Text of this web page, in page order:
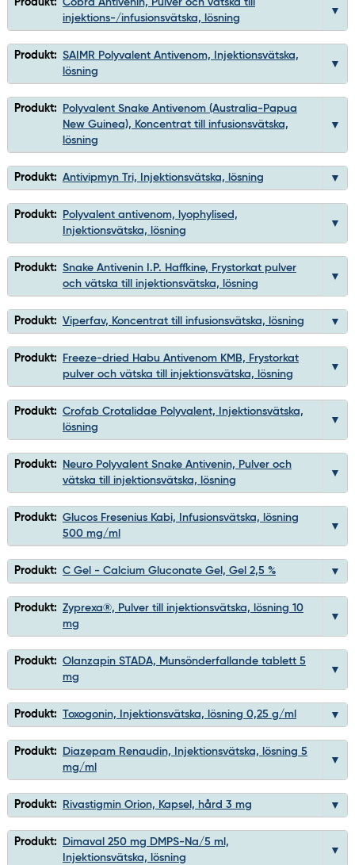
Produkt: Cobra Antivenin, Pulver och vätska till
injektions-/infusionsvätska, lösning
Produkt: SAIMR Polyvalent Antivenom, Injektionsvätska,
lösning
Produkt:
Polyvalent Snake Antivenom (Australia-Papua
New Guinea), Koncentrat till infusionsvätska,
lösning
Produkt: Antivipmyn Tri, Injektionsvätska, lösning
Produkt:
Polyvalent antivenom, lyophylised,
Injektionsvätska, lösning
Produkt: Snake Antivenin I.P. Haffkine, Frystorkat pulver
och vätska till injektionsvätska, lösning
Produkt: Viperfav, Koncentrat till infusionsvätska, lösning
Produkt:
Freeze-dried Habu Antivenom KMB, Frystorkat
pulver och vätska till injektionsvätska, lösning
Produkt: Crofab Crotalidae Polyvalent, Injektionsvätska,
lösning
Produkt:
Neuro Polyvalent Snake Antivenin, Pulver och
vätska till injektionsvätska, lösning
Produkt: Glucos Fresenius Kabi, Infusionsvätska, lösning
500 mg/ml
Produkt: C Gel - Calcium Gluconate Gel, Gel 2,5 %
Produkt: Zyprexa®, Pulver till injektionsvätska, lösning 10
mg
Produkt: Olanzapin STADA, Munsönderfallande tablett 5
mg
Produkt: Toxogonin, Injektionsvätska, lösning 0,25 g/ml
Produkt:
Diazepam Renaudin, Injektionsvätska, lösning 5
mg/ml
Produkt: Rivastigmin Orion, Kapsel, hård 3 mg
Produkt:
Dimaval 250 mg DMPS-Na/5 ml,
Injektionsvätska, lösning